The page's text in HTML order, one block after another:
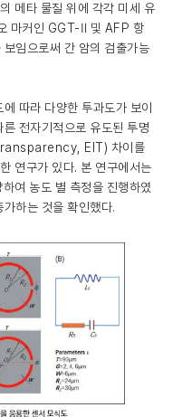
메타 물질 위에 각각 미세 유
마커인 GGT-Ⅱ 및 AFP 항
임으로써 간 암의 검출가능
따라 다양한 투과도가 보이
전자기적으로 유도된 투명
EIT) 차이를
연구가 있다. 본 연구에서는
여 농도 별 측정을 진행하였
하는 것을 확인했다.